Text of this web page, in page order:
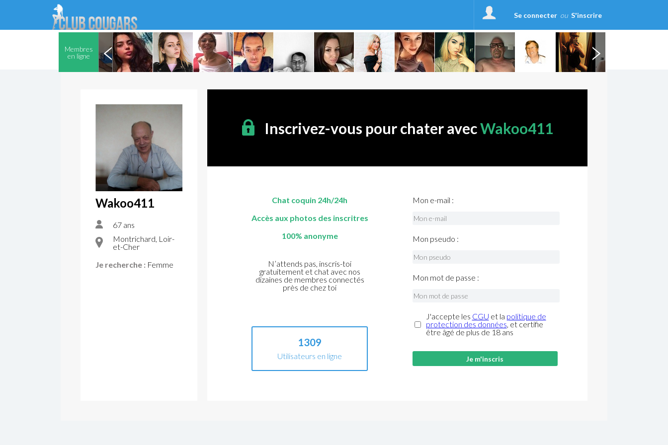
Se connecter ou S'inscrire
Membres
en ligne
Wakoo411
67 ans
Montrichard, Loir-
et-Cher
Je recherche : Femme
Inscrivez-vous pour chater avecWakoo411
Chat coquin 24h/24h
Accès aux photos des inscritres
100% anonyme
N’attends pas, inscris-toi
gratuitement et chat avec nos
dizaines de membres connectés
près de chez toi
1309
Utilisateurs en ligne
Mon e-mail :
Mon pseudo :
Mon mot de passe :
J'accepte les CGU et la politique de
protection des données, et certifie
être âgé de plus de 18 ans